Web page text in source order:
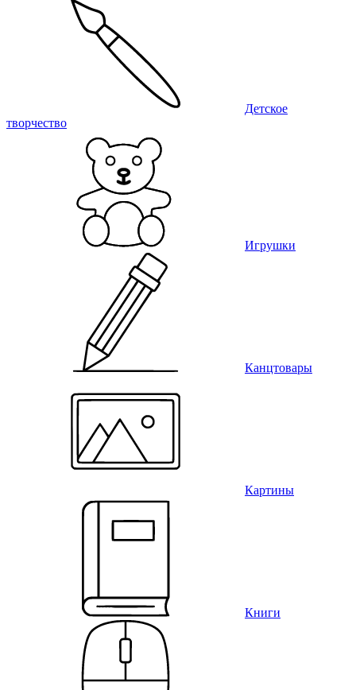
Детское
творчество
Игрушки
Канцтовары
Картины
Книги